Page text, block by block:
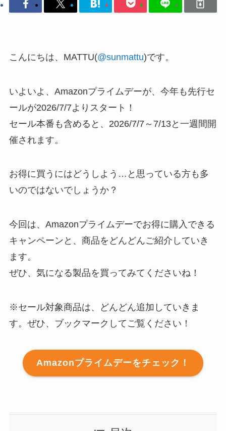
こんにちは、MATTU(@sunmattu)です。
いよいよ、Amazonプライムデーが、今年も先行セ
ールが2026/7/7よりスタート！
セール本番も含めると、2026/7/7～7/13と一週間開
催されます。
お得に買うにはどうしよう…と思っている方も多
いのではないでしょうか？
今回は、Amazonプライムデーでお得に購入できる
キャンペーンと、商品をどんどんご紹介していき
ます。
ぜひ、気になる製品を買ってみてくださいね！
※セール対象商品は、どんどん追加していきま
す。ぜひ、ブックマークしてご覧ください！
Amazonプライムデーをチェック！